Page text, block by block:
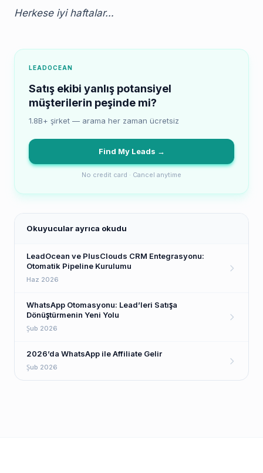
Herkese iyi haftalar…
LEADOCEAN
Satış ekibi yanlış potansiyel
müşterilerin peşinde mi?
1.8B+ şirket — arama her zaman ücretsiz
Find My Leads →
No credit card · Cancel anytime
Okuyucular ayrıca okudu
LeadOcean ve PlusClouds CRM Entegrasyonu:
Otomatik Pipeline Kurulumu
Haz 2026
WhatsApp Otomasyonu: Lead’leri Satışa
Dönüştürmenin Yeni Yolu
Şub 2026
2026’da WhatsApp ile Affiliate Gelir
Şub 2026